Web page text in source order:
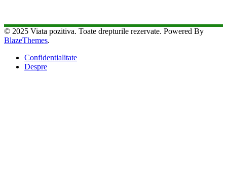
© 2025 Viata pozitiva. Toate drepturile rezervate. Powered By
BlazeThemes.
Confidentialitate
Despre